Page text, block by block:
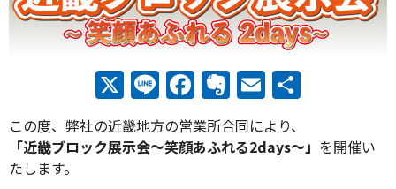
X LineFacebook
Evernote
Email
この度、弊社の近畿地方の営業所合同により、
「近畿ブロック展示会～笑顔あふれる2days～」 を開催い
たします。